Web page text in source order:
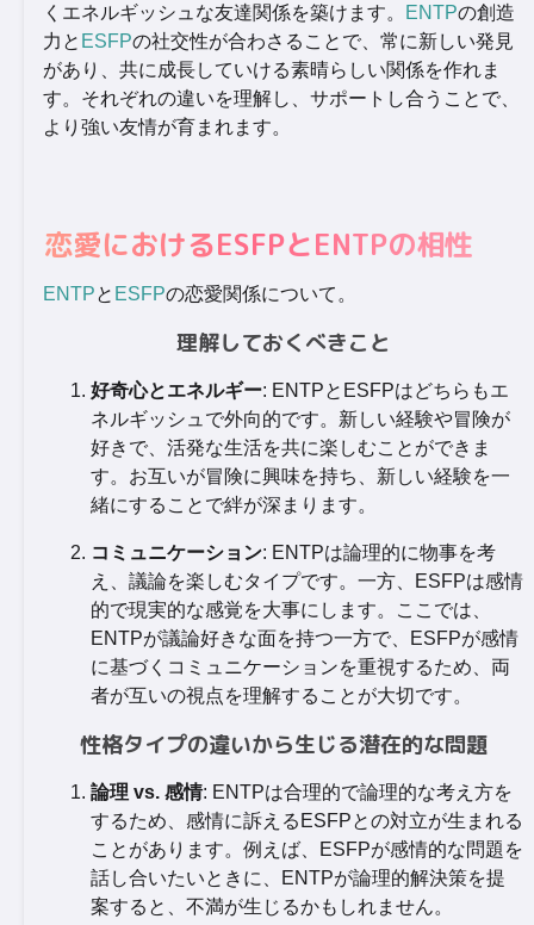
くエネルギッシュな友達関係を築けます。
ENTPの創造
力と ESFPの社交性が合わさることで、常に新しい発見
があり、共に成長していける素晴らしい関係を作れま
す。それぞれの違いを理解し、サポートし合うことで、
より強い友情が育まれます。
恋愛におけるESFPとENTPの相性
ENTPと ESFPの恋愛関係について。
理解しておくべきこと
好奇心とエネルギー: ENTPとESFPはどちらもエ
ネルギッシュで外向的です。新しい経験や冒険が
好きで、活発な生活を共に楽しむことができま
す。お互いが冒険に興味を持ち、新しい経験を一
緒にすることで絆が深まります。
コミュニケーション: ENTPは論理的に物事を考
え、議論を楽しむタイプです。一方、ESFPは感情
的で現実的な感覚を大事にします。ここでは、
ENTPが議論好きな面を持つ一方で、ESFPが感情
に基づくコミュニケーションを重視するため、両
者が互いの視点を理解することが大切です。
性格タイプの違いから生じる潜在的な問題
論理 vs. 感情: ENTPは合理的で論理的な考え方を
するため、感情に訴えるESFPとの対立が生まれる
ことがあります。例えば、ESFPが感情的な問題を
話し合いたいときに、ENTPが論理的解決策を提
案すると、不満が生じるかもしれません。